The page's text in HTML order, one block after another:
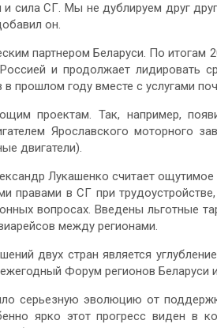
сила СГ. Мы не дублируем друг
он.
партнером Беларуси. По итогам
и продолжает лидировать
прошлом году вместе с услугами
проектам. Так, например,
Ярославского моторного
двигатели).
Лукашенко считает ощутимое
правами в СГ при
вопросах. Введены льготные
между регионами.
двух стран является
Форум регионов Беларуси
серьезную эволюцию от
ярко этот прогресс виден в